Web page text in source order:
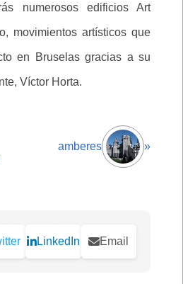
numerosos edificios Art
movimientos artísticos que
en Bruselas gracias a su
Víctor Horta.
amberes »
LinkedIn Email